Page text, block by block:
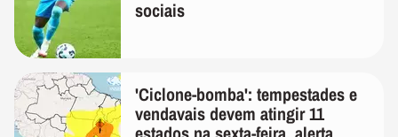
sociais
'Ciclone-bomba': tempestades e
vendavais devem atingir 11